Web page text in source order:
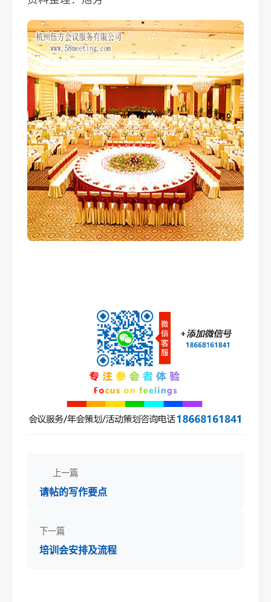
上一篇
请帖的写作要点
下一篇
培训会安排及流程